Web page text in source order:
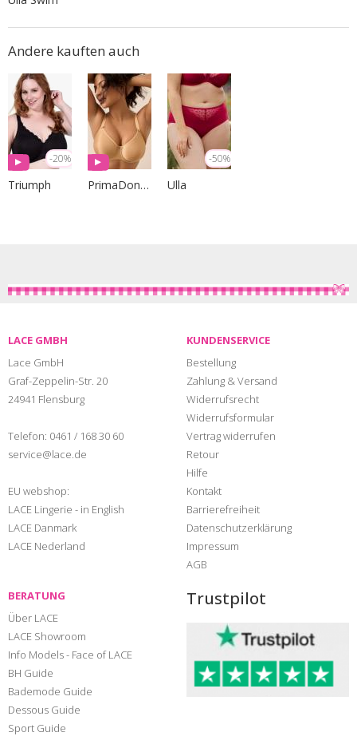
Andere kauften auch
-20%
Triumph PrimaDonna Lingerie
-50%
Ulla
LACE GMBH
Lace GmbH
Graf-Zeppelin-Str. 20
24941 Flensburg
Telefon: 0461 / 168 30 60
service@lace.de
EU webshop:
LACE Lingerie - in English
LACE Danmark
LACE Nederland
KUNDENSERVICE
Bestellung
Zahlung & Versand
Widerrufsrecht
Widerrufsformular
Vertrag widerrufen
Retour
Hilfe
Kontakt
Barrierefreiheit
Datenschutzerklärung
Impressum
AGB
BERATUNG
Über LACE
LACE Showroom
Info Models - Face of LACE
BH Guide
Bademode Guide
Dessous Guide
Sport Guide
Trustpilot